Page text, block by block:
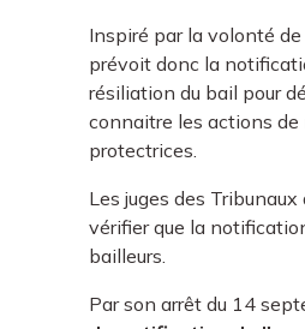
Inspiré par la volonté
prévoit donc la
résiliation du bail pour
connaitre les actions de
protectrices.
Les juges des
vérifier que la
bailleurs.
Par son arrêt du 14